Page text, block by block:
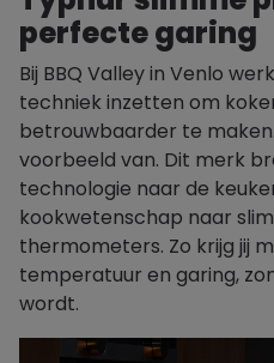
perfecte garing
Bij BBQ Valley in Venlo
techniek inzetten om
betrouwbaarder te
voorbeeld van. Dit merk
technologie naar de
kookwetenschap naar
thermometers. Zo krijg jij
temperatuur en garing,
wordt.